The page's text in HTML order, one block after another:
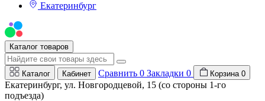
Екатеринбург
Каталог товаров
Каталог Кабинет Сравнить 0 Закладки 0 Корзина 0
Екатеринбург, ул. Новгородцевой, 15 (со стороны 1-го
подъезда)